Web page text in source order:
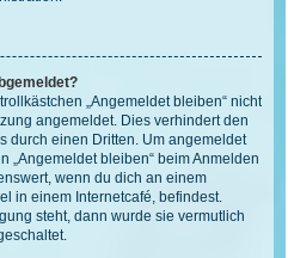
„Angemeldet bleiben“ nicht
angemeldet. Dies verhindert den
durch einen Dritten. Um angemeldet
„Angemeldet bleiben“ beim Anmelden
wenn du dich an einem
in einem Internetcafé, befindest.
steht, dann wurde sie vermutlich